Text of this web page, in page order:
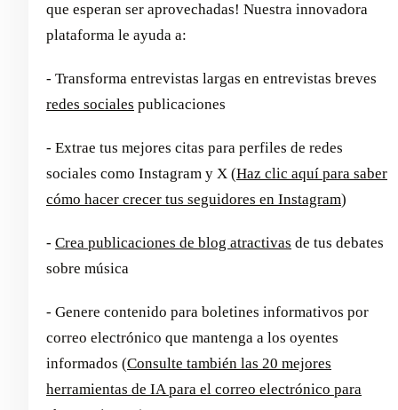
que esperan ser aprovechadas! Nuestra innovadora
plataforma le ayuda a:
- Transforma entrevistas largas en entrevistas breves
redes sociales publicaciones
- Extrae tus mejores citas para perfiles de redes
sociales como Instagram y X (Haz clic aquí para saber
cómo hacer crecer tus seguidores en Instagram)
- Crea publicaciones de blog atractivas de tus debates
sobre música
- Genere contenido para boletines informativos por
correo electrónico que mantenga a los oyentes
informados (Consulte también las 20 mejores
herramientas de IA para el correo electrónico para